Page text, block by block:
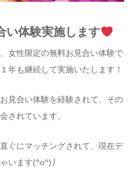
い体験実施します
女性限定の無料お見合い体験で
年も継続して実施いたします！
見合い体験を経験されて、その
されています。
ぐにマッチングされて、現在デ
います(^o^)丿